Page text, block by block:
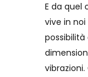
E da quel
vive in